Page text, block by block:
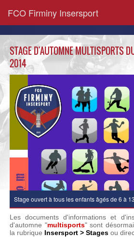
FCO Firminy Insersport
STAGE D'AUTOMNE MULTISPORTS
2014
Stage ouvert à tous les enfants âgés de 6 à
Les documents d'informations et
d'automne "multisports" sont
la rubrique Insersport > Stages ou